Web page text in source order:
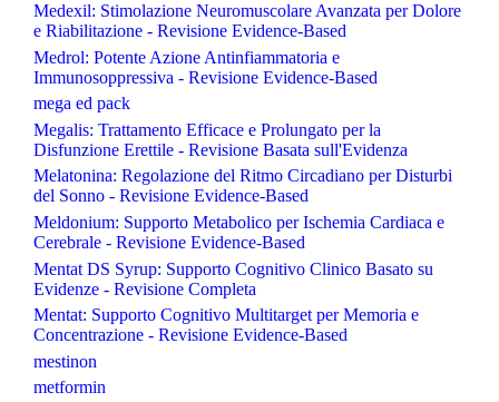
Medexil: Stimolazione Neuromuscolare Avanzata per Dolore
e Riabilitazione - Revisione Evidence-Based
Medrol: Potente Azione Antinfiammatoria e
Immunosoppressiva - Revisione Evidence-Based
mega ed pack
Megalis: Trattamento Efficace e Prolungato per la
Disfunzione Erettile - Revisione Basata sull'Evidenza
Melatonina: Regolazione del Ritmo Circadiano per Disturbi
del Sonno - Revisione Evidence-Based
Meldonium: Supporto Metabolico per Ischemia Cardiaca e
Cerebrale - Revisione Evidence-Based
Mentat DS Syrup: Supporto Cognitivo Clinico Basato su
Evidenze - Revisione Completa
Mentat: Supporto Cognitivo Multitarget per Memoria e
Concentrazione - Revisione Evidence-Based
mestinon
metformin